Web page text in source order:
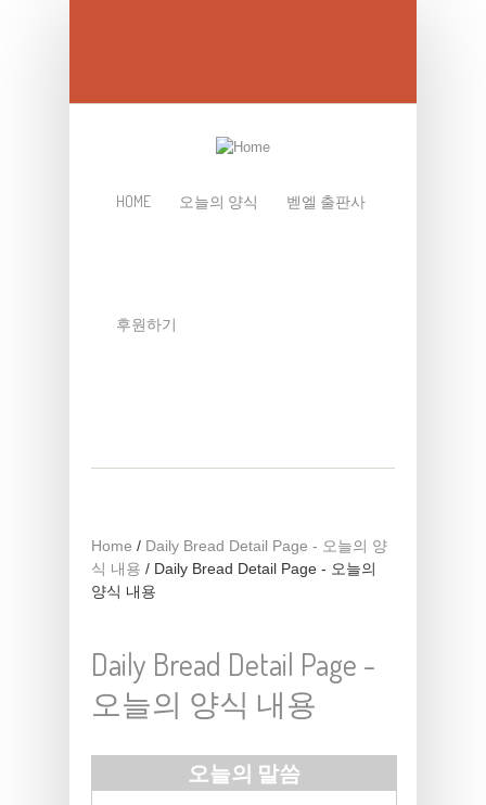
HOME 오늘의 양식 벧엘 출판사
후원하기
Home / Daily Bread Detail Page - 오늘의 양
식 내용 / Daily Bread Detail Page - 오늘의
양식 내용
Daily Bread Detail Page -
오늘의 양식 내용
오늘의 말씀